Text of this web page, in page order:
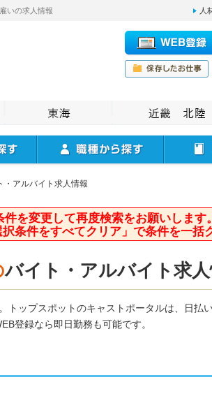
いの求人情報 人
・アルバイト求人情報
を変更して再度検索をお願いします
条件をすべてクリア」で条件を一括
バイト・アルバイト求
ップスポットのキャストポータルは、日払
登録なら即日勤務も可能です。